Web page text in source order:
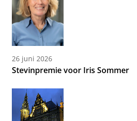
26 juni 2026
Stevinpremie voor Iris Sommer